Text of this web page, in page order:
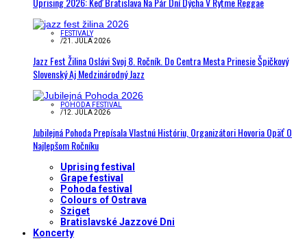
FESTIVALY
/21. JÚLA 2026
Jazz Fest Žilina Oslávi Svoj 8. Ročník. Do Centra Mesta Prinesie Špičkový
Slovenský Aj Medzinárodný Jazz
POHODA FESTIVAL
/12. JÚLA 2026
Jubilejná Pohoda Prepísala Vlastnú Históriu, Organizátori Hovoria Opäť O
Najlepšom Ročníku
Uprising festival
Grape festival
Pohoda festival
Colours of Ostrava
Sziget
Bratislavské Jazzové Dni
Koncerty